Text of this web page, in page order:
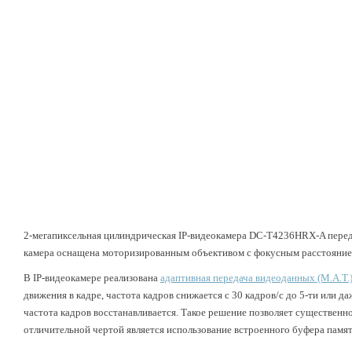
2-мегапиксельная цилиндрическая IP-видеокамера DC-T4236HRX-A
камера оснащена моторизированным объективом с фокусным
В IP-видеокамере реализована адаптивная передача видеоданных (M.A.T.)
движения в кадре, частота кадров снижается с 30 кадров/с до 5-ти или
частота кадров восстанавливается. Такое решение позволяет
отличительной чертой является использование встроенного буфера